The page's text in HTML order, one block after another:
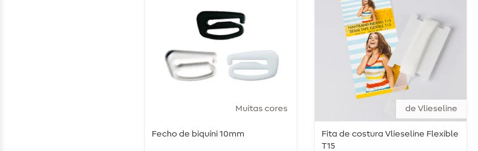
Muitas cores
Fecho de biquíni 10mm
de Vlieseline
Fita de costura Vlieseline Flexible
T15